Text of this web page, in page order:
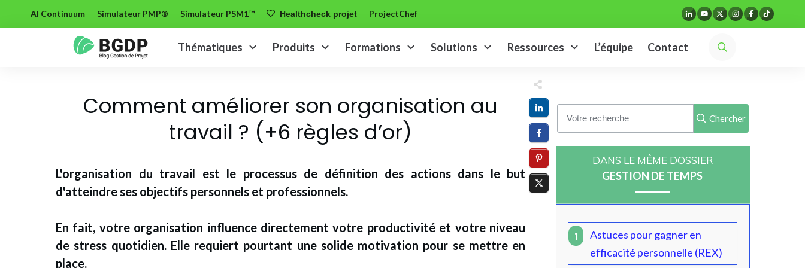
AI Continuum Simulateur PMP® Simulateur PSM1™ Healthcheck projet ProjectChef
Thématiques Produits Formations Solutions Ressources L’équipe Contact
Comment améliorer son organisation au
travail ? (+6 règles d’or)
L'organisation du travail est le processus de définition des actions dans le but
d'atteindre ses objectifs personnels et professionnels.
En fait, votre organisation influence directement votre productivité et votre niveau
de stress quotidien. Elle requiert pourtant une solide motivation pour se mettre en
place.
Chercher
DANS LE MÊME DOSSIER
GESTION DE TEMPS
1
Astuces pour gagner en
efficacité personnelle (REX)